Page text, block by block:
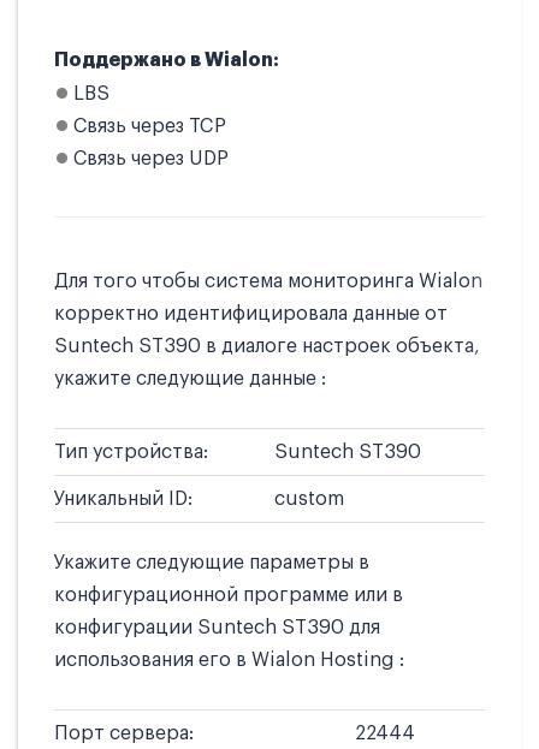
Поддержано в Wialon:
LBS
Связь через TCP
Связь через UDP
Для того чтобы система мониторинга Wialon
корректно идентифицировала данные от
Suntech ST390 в диалоге настроек объекта,
укажите следующие данные :
Тип устройства: Suntech ST390
Уникальный ID: custom
Укажите следующие параметры в
конфигурационной программе или в
конфигурации Suntech ST390 для
использования его в Wialon Hosting :
Порт сервера: 22444